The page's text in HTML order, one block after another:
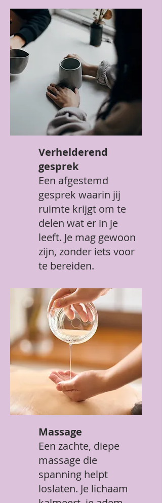
Verhelderend
gesprek
Een afgestemd
gesprek waarin jij
ruimte krijgt om te
delen wat er in je
leeft. Je mag gewoon
zijn, zonder iets voor
te bereiden.
Massage
Een zachte, diepe
massage die
spanning helpt
loslaten. Je lichaam